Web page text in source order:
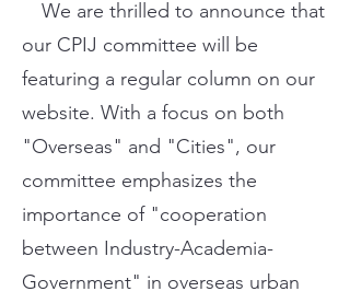
We are thrilled to announce that
our CPIJ committee will be
featuring a regular column on our
website. With a focus on both
"Overseas" and "Cities", our
committee emphasizes the
importance of "cooperation
between Industry-Academia-
Government" in overseas urban